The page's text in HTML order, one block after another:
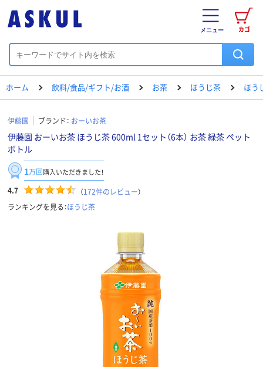
カゴ
メニュー
ホーム 飲料/食品/ギフト/お酒 お茶 ほうじ茶 ほう
伊藤園 ブランド： おーいお茶
伊藤園 おーいお茶 ほうじ茶 600ml 1セット（6本） お茶 緑茶 ペット
ボトル
1万回購入いただきました！
4.7 （172件のレビュー）
ランキングを見る：ほうじ茶